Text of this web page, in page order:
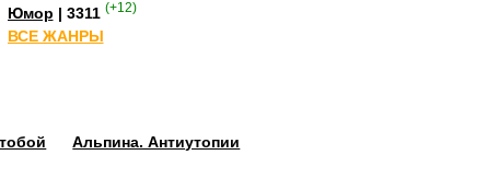
Юмор | 3311 (+12)
ВСЕ ЖАНРЫ
Альпина. Антиутопии